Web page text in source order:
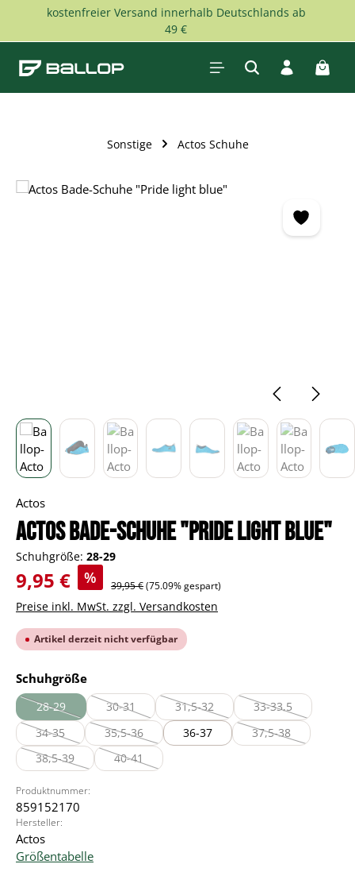
Zum Hauptinhalt springen
kostenfreier Versand innerhalb Deutschlands ab
49 €
Sonstige Actos Schuhe
Bildergalerie überspringen
Actos
Actos Bade-Schuhe "Pride light blue"
Schuhgröße: 28-29
Verkaufspreis:
9,95 € % Regulärer Preis:
39,95 €(75.09% gespart)
Preise inkl. MwSt. zzgl. Versandkosten
Artikel derzeit nicht verfügbar
Schuhgrößeauswählen
28-29
(Diese Option ist zurzeit nicht verfügbar.)
30-31
(Diese Option ist zurzeit nicht verfügbar.)
31,5-32
(Diese Option ist zurzeit nicht
33-33,5
(Diese Option ist
34-35
(Diese Option ist zurzeit nicht verfügbar.)
35,5-36
(Diese Option ist zurzeit nicht verfügbar.)
36-37 37,5-38
(Diese Option ist
38,5-39
(Diese Option ist zurzeit nicht verfügbar.)
40-41
(Diese Option ist zurzeit nicht verfügbar.)
Produktnummer:
859152170
Hersteller:
Actos
Größentabelle